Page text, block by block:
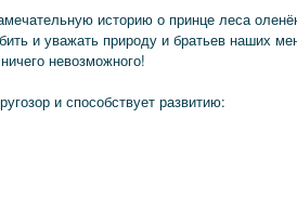
историю о принце леса
и уважать природу и братьев наших
невозможного!
и способствует развитию: